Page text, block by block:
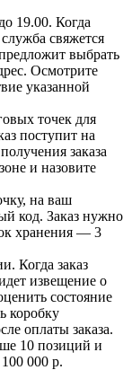
19.00. Когда
свяжется
выбрать
Осмотрите
указанной
точек для
поступит на
заказа
и назовите
на ваш
код. Заказ нужно
хранения — 3
Когда заказ
извещение о
состояние
коробку
оплаты заказа.
10 позиций и
000 р.